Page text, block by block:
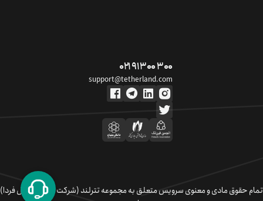
۰۲۱ ۹۱ ۳۰۰ ۳۰۰
support@tetherland.com
تمام حقوق مادی و معنوی سرویس متعلق به مجموعه تترلند (شرکت سکوی تبادل فردا)